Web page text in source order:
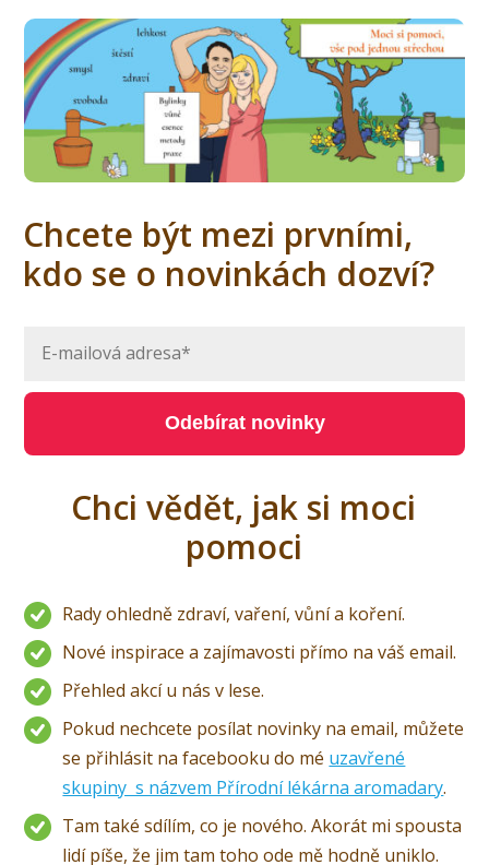
Chcete být mezi prvními,
kdo se o novinkách dozví?
Odebírat novinky
Chci vědět, jak si moci
pomoci
Rady ohledně zdraví, vaření, vůní a koření.
Nové inspirace a zajímavosti přímo na váš email.
Přehled akcí u nás v lese.
Pokud nechcete posílat novinky na email, můžete
se přihlásit na facebooku do mé uzavřené
skupiny s názvem Přírodní lékárna aromadary.
Tam také sdílím, co je nového. Akorát mi spousta
lidí píše, že jim tam toho ode mě hodně uniklo.